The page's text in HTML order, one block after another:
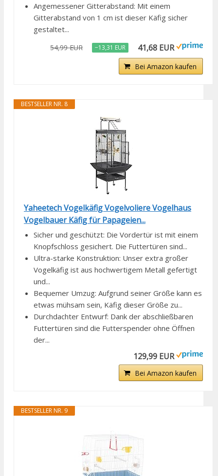
Angemessener Gitterabstand: Mit einem
Gitterabstand von 1 cm ist dieser Käfig sicher
gestaltet...
54,99 EUR −13,31 EUR 41,68 EUR
Bei Amazon kaufen
BESTSELLER NR. 8
Yaheetech Vogelkäfig Vogelvoliere Vogelhaus
Vogelbauer Käfig für Papageien...
Sicher und geschützt: Die Vordertür ist mit einem
Knopfschloss gesichert. Die Futtertüren sind...
Ultra-starke Konstruktion: Unser extra großer
Vogelkäfig ist aus hochwertigem Metall gefertigt
und...
Bequemer Umzug: Aufgrund seiner Größe kann es
etwas mühsam sein, Käfig dieser Größe zu...
Durchdachter Entwurf: Dank der abschließbaren
Futtertüren sind die Futterspender ohne Öffnen
der...
129,99 EUR
Bei Amazon kaufen
BESTSELLER NR. 9